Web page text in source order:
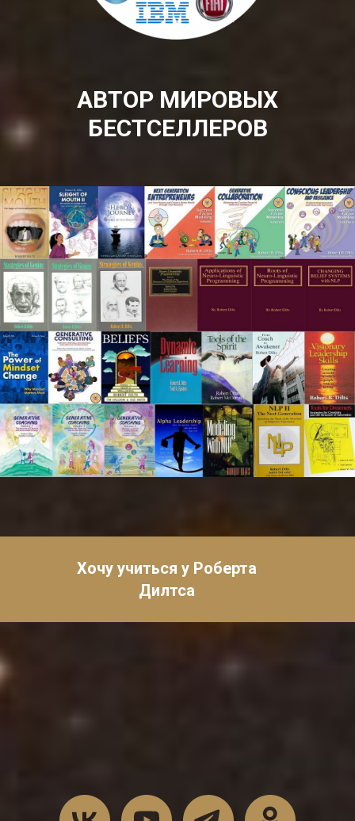
АВТОР МИРОВЫХ
БЕСТСЕЛЛЕРОВ
Хочу учиться у Роберта
Дилтса